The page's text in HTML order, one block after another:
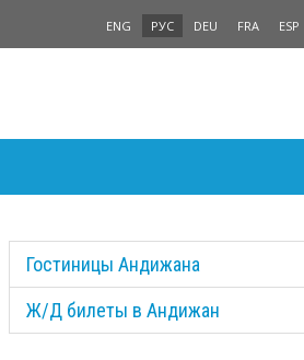
ENG РУС DEU FRA ESP
Гостиницы Андижана
Ж/Д билеты в Андижан